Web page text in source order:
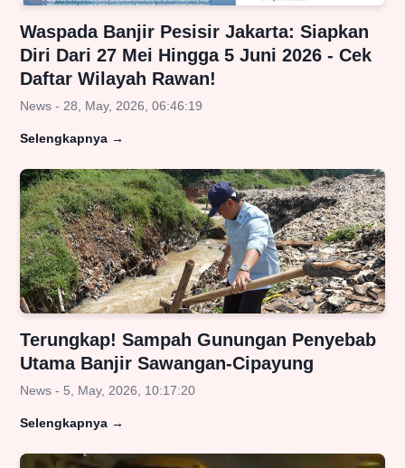
Waspada Banjir Pesisir Jakarta: Siapkan
Diri Dari 27 Mei Hingga 5 Juni 2026 - Cek
Daftar Wilayah Rawan!
News - 28, May, 2026, 06:46:19
Selengkapnya →
Terungkap! Sampah Gunungan Penyebab
Utama Banjir Sawangan-Cipayung
News - 5, May, 2026, 10:17:20
Selengkapnya →